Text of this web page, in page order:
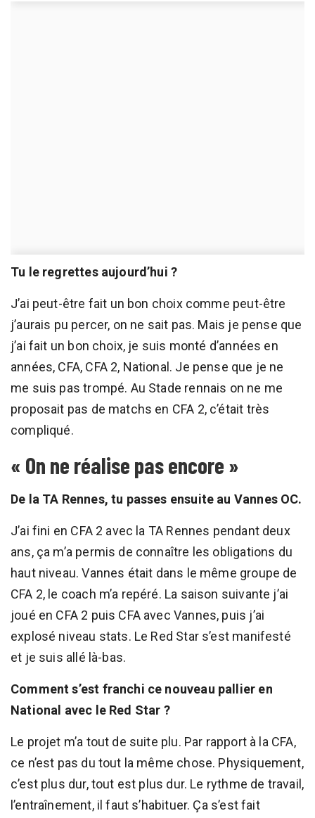
Tu le regrettes aujourd’hui ?
J’ai peut-être fait un bon choix comme peut-être
j’aurais pu percer, on ne sait pas. Mais je pense que
j’ai fait un bon choix, je suis monté d’années en
années, CFA, CFA 2, National. Je pense que je ne
me suis pas trompé. Au Stade rennais on ne me
proposait pas de matchs en CFA 2, c’était très
compliqué.
« On ne réalise pas encore »
De la TA Rennes, tu passes ensuite au Vannes OC.
J’ai fini en CFA 2 avec la TA Rennes pendant deux
ans, ça m’a permis de connaître les obligations du
haut niveau. Vannes était dans le même groupe de
CFA 2, le coach m’a repéré. La saison suivante j’ai
joué en CFA 2 puis CFA avec Vannes, puis j’ai
explosé niveau stats. Le Red Star s’est manifesté
et je suis allé là-bas.
Comment s’est franchi ce nouveau pallier en
National avec le Red Star ?
Le projet m’a tout de suite plu. Par rapport à la CFA,
ce n’est pas du tout la même chose. Physiquement,
c’est plus dur, tout est plus dur. Le rythme de travail,
l’entraînement, il faut s’habituer. Ça s’est fait